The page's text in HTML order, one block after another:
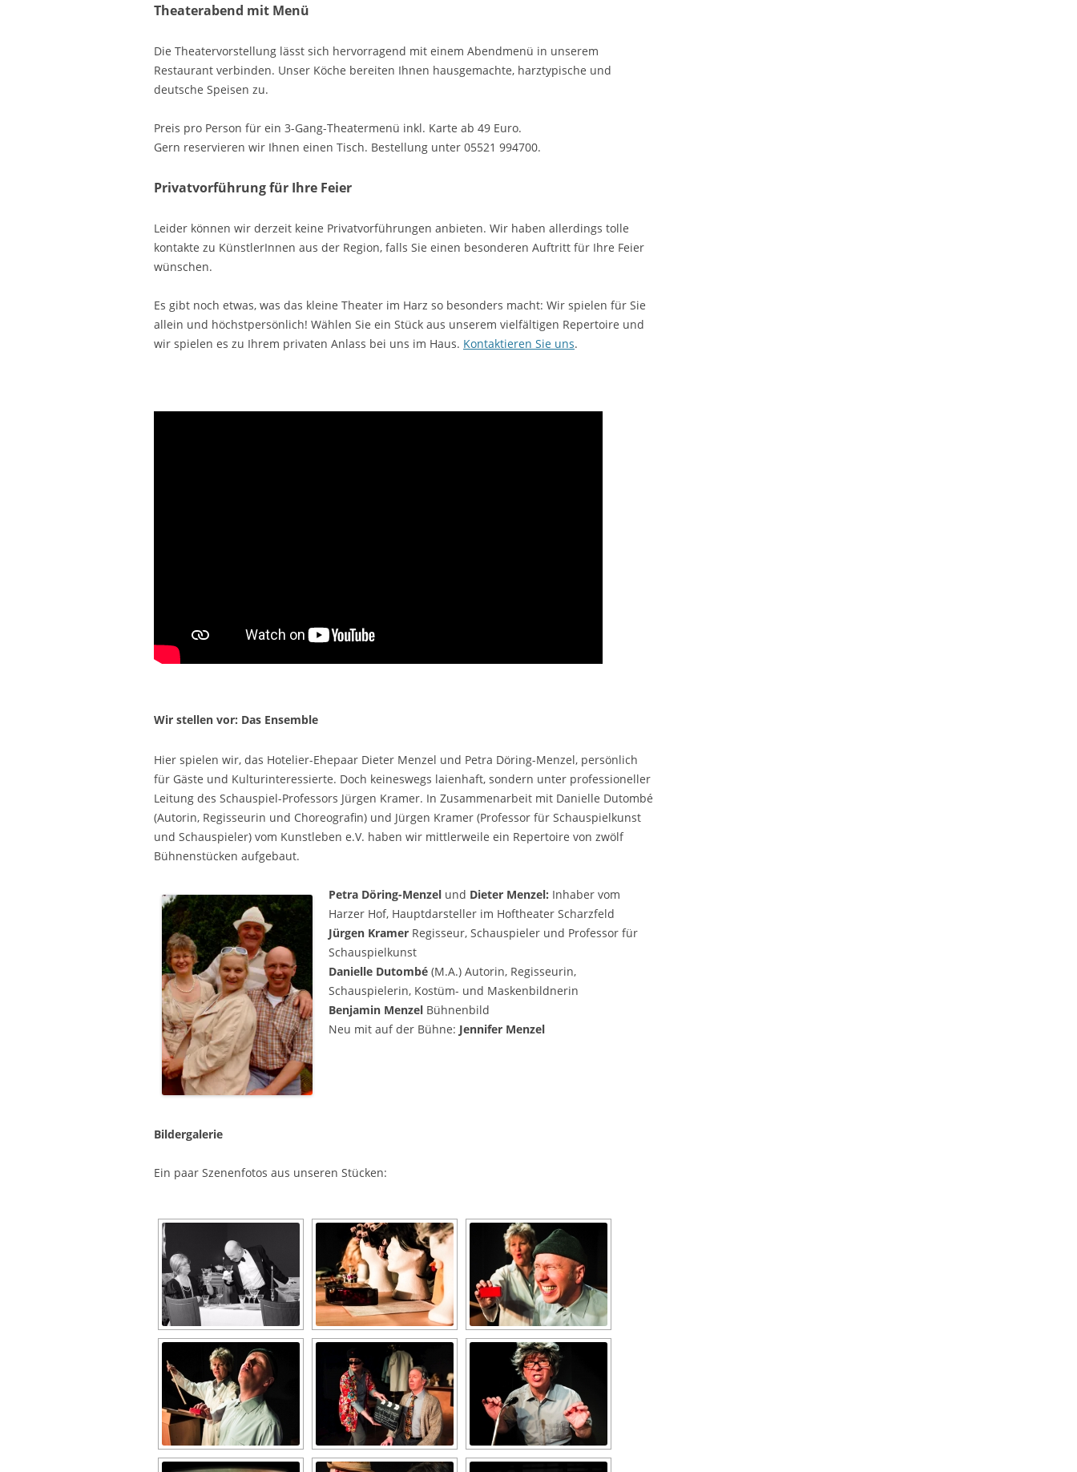
Theaterabend mit Menü
Die Theatervorstellung lässt sich hervorragend mit einem Abendmenü in unserem
Restaurant verbinden. Unser Köche bereiten Ihnen hausgemachte, harztypische und
deutsche Speisen zu.
Preis pro Person für ein 3-Gang-Theatermenü inkl. Karte ab 49 Euro.
Gern reservieren wir Ihnen einen Tisch. Bestellung unter 05521 994700.
Privatvorführung für Ihre Feier
Leider können wir derzeit keine Privatvorführungen anbieten. Wir haben allerdings tolle
kontakte zu KünstlerInnen aus der Region, falls Sie einen besonderen Auftritt für Ihre Feier
wünschen.
Es gibt noch etwas, was das kleine Theater im Harz so besonders macht: Wir spielen für Sie
allein und höchstpersönlich! Wählen Sie ein Stück aus unserem vielfältigen Repertoire und
wir spielen es zu Ihrem privaten Anlass bei uns im Haus. Kontaktieren Sie uns.
Wir stellen vor: Das Ensemble
Hier spielen wir, das Hotelier-Ehepaar Dieter Menzel und Petra Döring-Menzel, persönlich
für Gäste und Kulturinteressierte. Doch keineswegs laienhaft, sondern unter professioneller
Leitung des Schauspiel-Professors Jürgen Kramer. In Zusammenarbeit mit Danielle Dutombé
(Autorin, Regisseurin und Choreografin) und Jürgen Kramer (Professor für Schauspielkunst
und Schauspieler) vom Kunstleben e.V. haben wir mittlerweile ein Repertoire von zwölf
Bühnenstücken aufgebaut.
Petra Döring-Menzel und Dieter Menzel: Inhaber vom
Harzer Hof, Hauptdarsteller im Hoftheater Scharzfeld
Jürgen Kramer Regisseur, Schauspieler und Professor für
Schauspielkunst
Danielle Dutombé(M.A.) Autorin, Regisseurin,
Schauspielerin, Kostüm- und Maskenbildnerin
Benjamin Menzel Bühnenbild
Neu mit auf der Bühne: Jennifer Menzel
Bildergalerie
Ein paar Szenenfotos aus unseren Stücken: